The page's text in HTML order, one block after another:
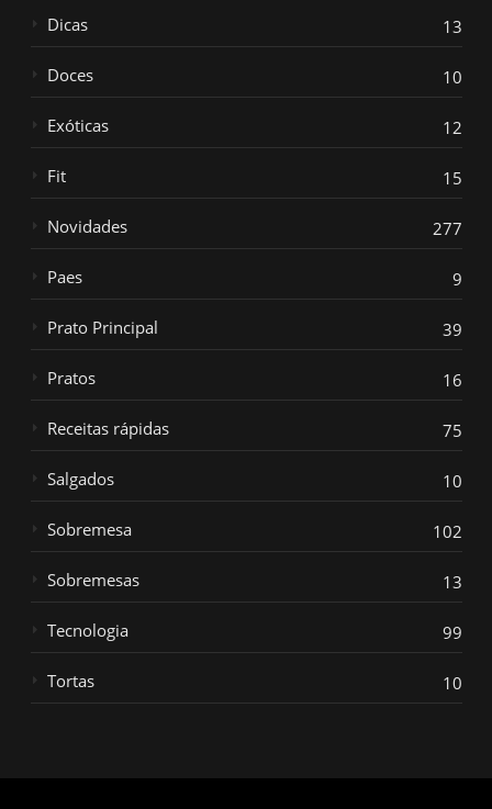
Dicas 13
Doces 10
Exóticas 12
Fit 15
Novidades 277
Paes 9
Prato Principal 39
Pratos 16
Receitas rápidas 75
Salgados 10
Sobremesa 102
Sobremesas 13
Tecnologia 99
Tortas 10